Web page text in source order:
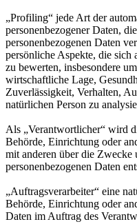
„Profiling“ jede Art der
personenbezogener Daten,
personenbezogenen Daten
persönliche Aspekte, die sich
zu bewerten, insbesondere
wirtschaftliche Lage,
Zuverlässigkeit, Verhalten,
natürlichen Person zu
Als „Verantwortlicher“ wird
Behörde, Einrichtung oder
mit anderen über die
personenbezogenen Daten
„Auftragsverarbeiter“ eine
Behörde, Einrichtung oder
Daten im Auftrag des